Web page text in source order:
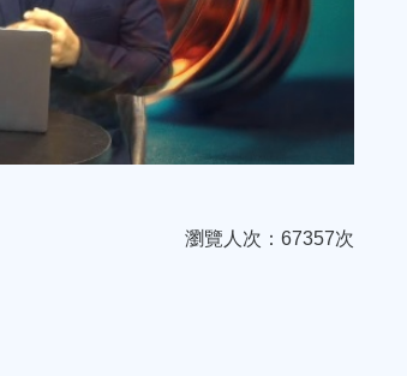
瀏覽人次：67357次